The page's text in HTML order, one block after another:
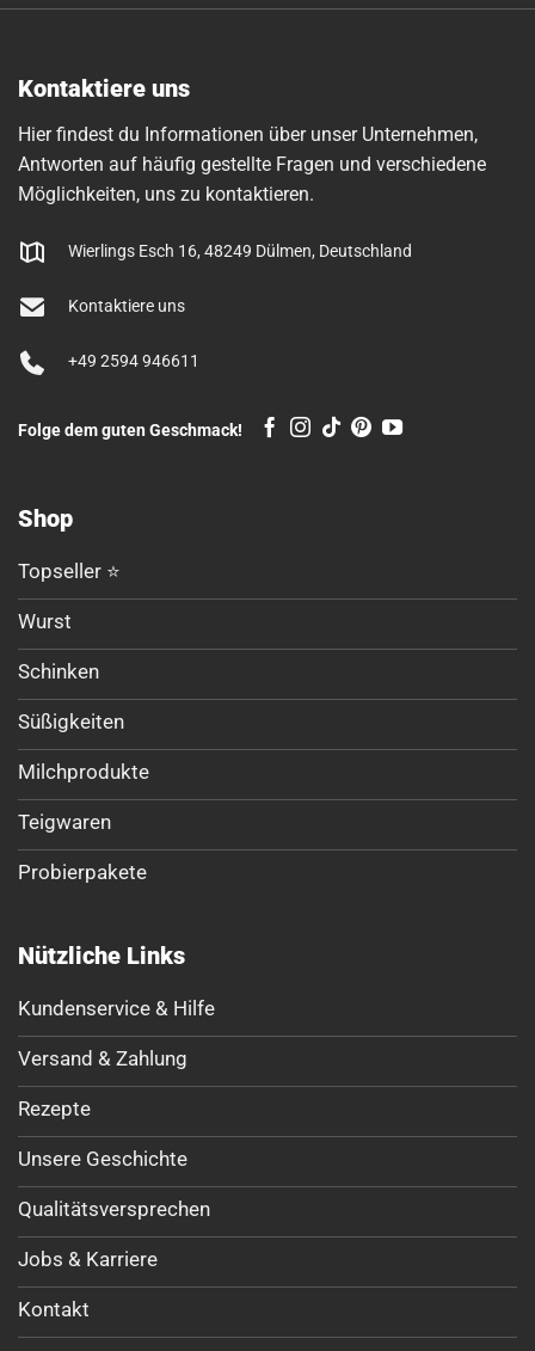
Kontaktiere uns
Hier findest du Informationen über unser Unternehmen,
Antworten auf häufig gestellte Fragen und verschiedene
Möglichkeiten, uns zu kontaktieren.
Wierlings Esch 16, 48249 Dülmen, Deutschland
Kontaktiere uns
+49 2594 946611
Folge dem guten Geschmack!
Shop
Topseller ⭐
Wurst
Schinken
Süßigkeiten
Milchprodukte
Teigwaren
Probierpakete
Nützliche Links
Kundenservice & Hilfe
Versand & Zahlung
Rezepte
Unsere Geschichte
Qualitätsversprechen
Jobs & Karriere
Kontakt